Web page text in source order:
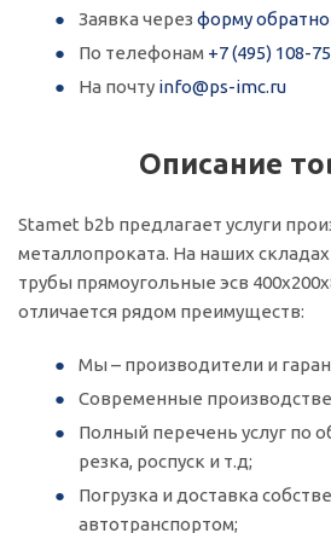
Заявка через форму
По телефонам +7 (495) 108-
На почту info@ps-imc.ru
Описание
Stamet b2b предлагает услуги
металлопроката. На наших
трубы прямоугольные эсв
отличается рядом преимуществ:
Мы – производители и
Современные
Полный перечень услуг по
резка, роспуск и т.д;
Погрузка и доставка
автотранспортом;